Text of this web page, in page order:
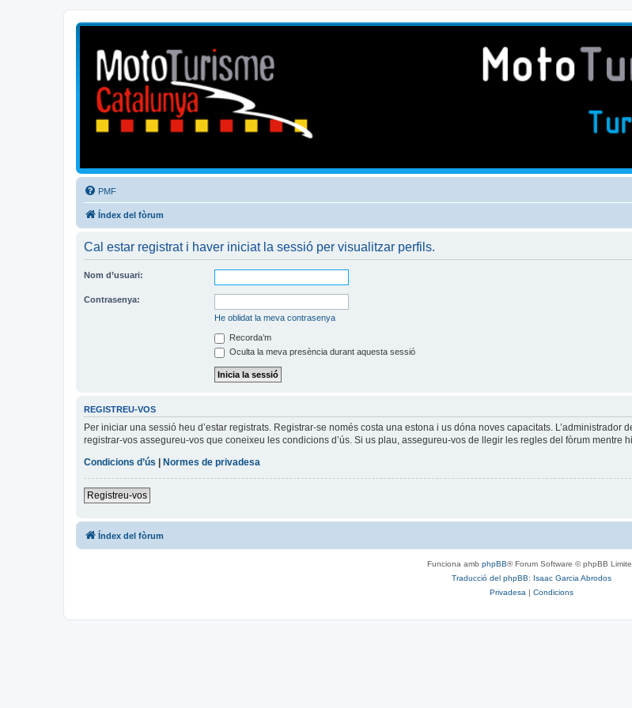
Mototurisme
Turisme en moto en català
PMF
Índex del fòrum
Cal estar registrat i haver iniciat la sessió per visualitzar perfils.
Nom d’usuari:
Contrasenya:
He oblidat la meva contrasenya
Recorda’m
Oculta la meva presència durant aquesta sessió
REGISTREU-VOS
Per iniciar una sessió heu d’estar registrats. Registrar-se només costa una estona i us dóna noves capacitats.
registrar-vos assegureu-vos que coneixeu les condicions d’ús. Si us plau, assegureu-vos de llegir les regles del fòrum mentre
Condicions d’ús
Normes de privadesa
Registreu-vos
Índex del fòrum
Funciona amb phpBB® Forum Software © phpBB
Traducció del phpBB: Isaac Garcia Abrodos
Privadesa | Condicions